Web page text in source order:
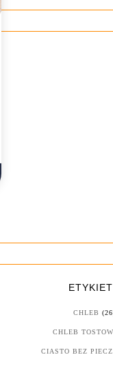
CHLEB
CHLEB
CIASTO BEZ